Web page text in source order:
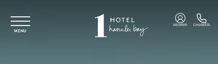
MENU
MEMBRI CHIAMATA